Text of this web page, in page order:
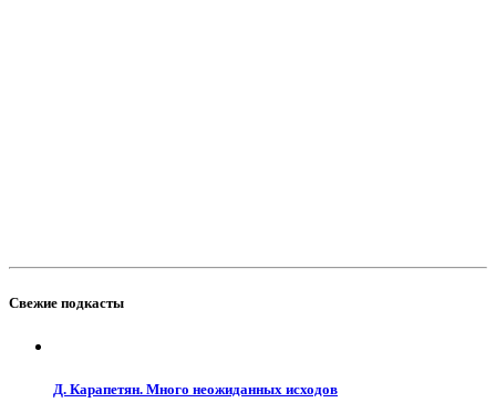
Свежие подкасты
Д. Карапетян. Много неожиданных исходов